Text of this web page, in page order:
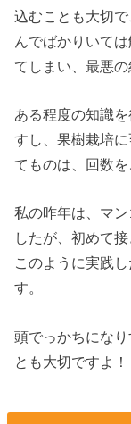
込むことも大切
んでばかりいて
てしまい、最悪
ある程度の知識
すし、果樹栽培
てものは、回数を
私の昨年は、マ
したが、初めて
このように実践
す。
頭でっかちにな
とも大切ですよ！